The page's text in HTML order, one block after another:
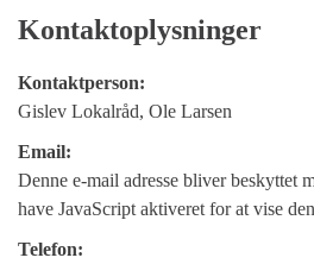
Kontaktoplysninger
Kontaktperson:
Gislev Lokalråd, Ole Larsen
Email:
Denne e-mail adresse bliver beskyttet
have JavaScript aktiveret for at vise
Telefon: